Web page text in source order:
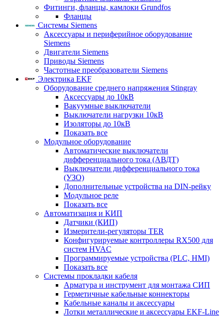
Фитинги, фланцы, камлоки Grundfos
Фланцы
Системы Siemens
Аксессуары и периферийное оборудование
Siemens
Двигатели Siemens
Приводы Siemens
Частотные преобразователи Siemens
Электрика EKF
Оборудование среднего напряжения Stingray
Аксессуары до 10кВ
Вакуумные выключатели
Выключатели нагрузки 10кВ
Изоляторы до 10кВ
Показать все
Модульное оборудование
Автоматические выключатели
дифференциального тока (АВДТ)
Выключатели дифференциального тока
(УЗО)
Дополнительные устройства на DIN-рейку
Модульное реле
Показать все
Автоматизация и КИП
Датчики (КИП)
Измерители-регуляторы TER
Конфигурируемые контроллеры RX500 для
систем HVAC
Программируемые устройства (PLC, HMI)
Показать все
Системы прокладки кабеля
Арматура и инструмент для монтажа СИП
Герметичные кабельные коннекторы
Кабельные каналы и аксессуары
Лотки металлические и аксессуары EKF-Line